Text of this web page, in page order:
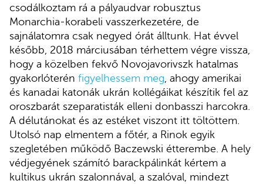
csodálkoztam rá a pályaudvar robusztus
Monarchia-korabeli vasszerkezetére, de
sajnálatomra csak negyed órát álltunk. Hat évvel
később, 2018 márciusában térhettem végre vissza,
hogy a közelben fekvő Novojavorivszk hatalmas
gyakorlóterén figyelhessem meg , ahogy amerikai
és kanadai katonák ukrán kollégáikat készítik fel az
oroszbarát szeparatisták elleni donbasszi harcokra.
A délutánokat és az estéket viszont itt töltöttem.
Utolsó nap elmentem a főtér, a Rinok egyik
szegletében működő Baczewski étterembe. A hely
védjegyének számító barackpálinkát kértem a
kultikus ukrán szalonnával, a szalóval, mindezt